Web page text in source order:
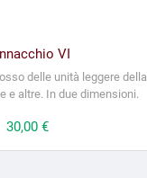
VI
delle unità leggere della
e altre. In due dimensioni.
Prezzo
30,00 €